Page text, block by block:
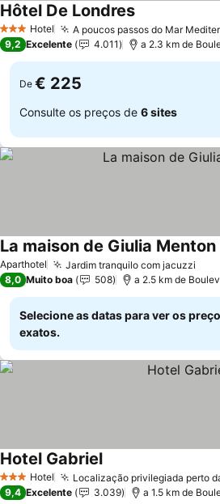
3 EstrelasHotel A poucos passos do Mar
Hôtel De Londres
9,2 Excelente 4.011 a 2.3 km de
De € 225
Consulte os preços de 6 sites
Aparthotel Jardim tranquilo com jacuzzi
La maison de Giulia Menton
8,0 Muito boa 508 a 2.5 km de
Selecione as datas para ver os
exatos.
3 EstrelasHotel Localização privilegiada perto
Hotel Gabriel
9,4 Excelente 3.039 a 1.5 km de